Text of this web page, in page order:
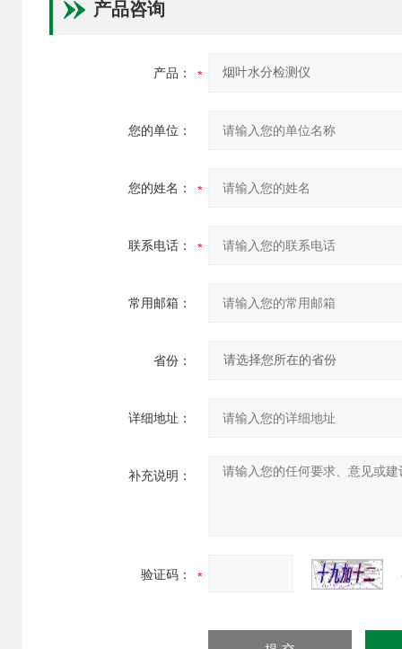
产品咨询
产品：
您的单位：
您的姓名：
联系电话：
常用邮箱：
省份：
详细地址：
补充说明：
验证码：